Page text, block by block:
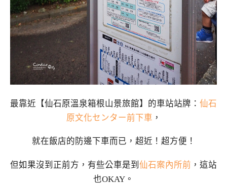
最靠近【仙石原溫泉箱根山景旅館】的車站站牌： 仙石
原文化センター前下車 ，
就在飯店的防邊下車而已，超近！超方便！
但如果沒到正前方，有些公車是到 仙石案內所前 ，這站
也OKAY。